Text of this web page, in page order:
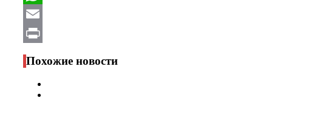
WhatsApp
Email
Print
Похожие новости